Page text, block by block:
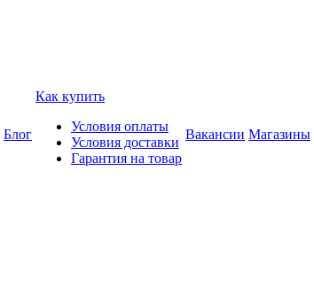
Блог
Как купить
Условия оплаты
Условия доставки
Гарантия на товар
Вакансии Магазины